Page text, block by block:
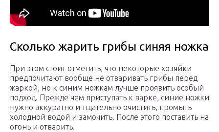
Сколько жарить грибы синяя ножка
При этом стоит отметить, что некоторые хозяйки
предпочитают вообще не отваривать грибы перед
жаркой, но к синим ножкам лучше проявить особый
подход. Прежде чем приступать к варке, синие ножки
нужно аккуратно и тщательно очистить, промыть
холодной водой и замочить. После этого поставить на
огонь и отварить.